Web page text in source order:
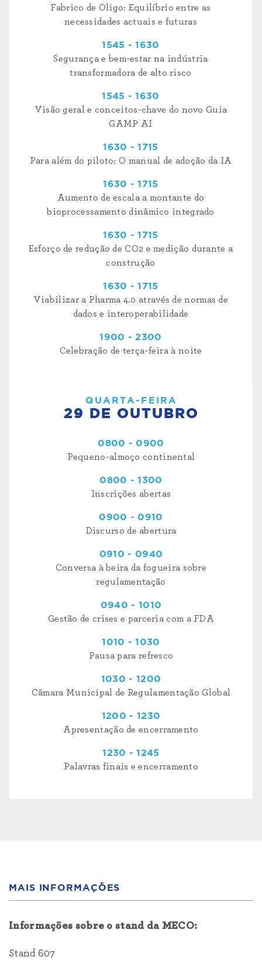
Fabrico de Oligo: Equilíbrio entre as
necessidades actuais e futuras
1545 - 1630
Segurança e bem-estar na indústria
transformadora de alto risco
1545 - 1630
Visão geral e conceitos-chave do novo Guia
GAMP AI
1630 - 1715
Para além do piloto: O manual de adoção da IA
1630 - 1715
Aumento de escala a montante do
bioprocessamento dinâmico integrado
1630 - 1715
Esforço de redução de CO2 e medição durante a
construção
1630 - 1715
Viabilizar a Pharma 4.0 através de normas de
dados e interoperabilidade
1900 - 2300
Celebração de terça-feira à noite
QUARTA-FEIRA
29 DE OUTUBRO
0800 - 0900
Pequeno-almoço continental
0800 - 1300
Inscrições abertas
0900 - 0910
Discurso de abertura
0910 - 0940
Conversa à beira da fogueira sobre
regulamentação
0940 - 1010
Gestão de crises e parceria com a FDA
1010 - 1030
Pausa para refresco
1030 - 1200
Câmara Municipal de Regulamentação Global
1200 - 1230
Apresentação de encerramento
1230 - 1245
Palavras finais e encerramento
MAIS INFORMAÇÕES
Informações sobre o stand da MECO:
Stand 607